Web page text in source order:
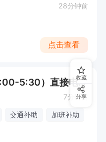
28分钟前
点击查看
包子厂普工（管食宿+8:00-5:30）直接电话联系
7分钟前
交通补助
加班补助
收藏
分享